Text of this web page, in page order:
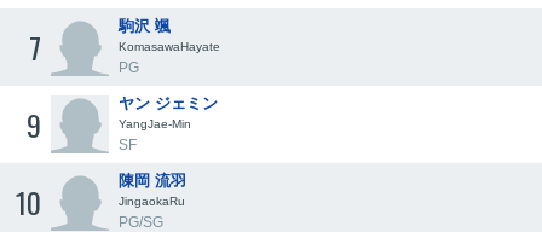
7 駒沢 颯
KomasawaHayate
PG
9 ヤン ジェミン
YangJae-Min
SF
10 陳岡 流羽
JingaokaRu
PG/SG